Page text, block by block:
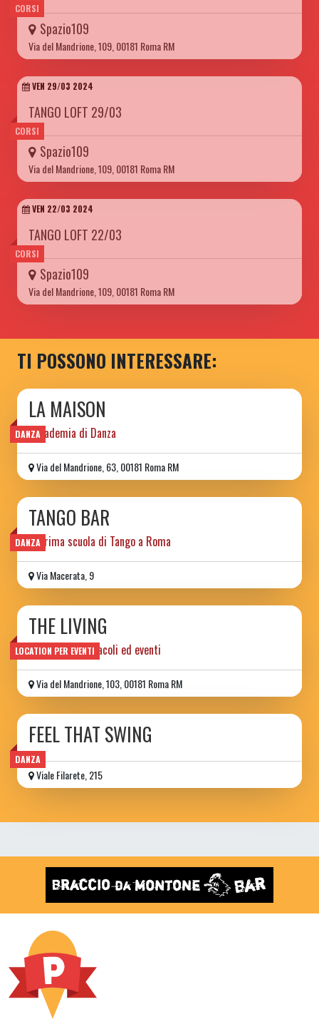
CORSI
Spazio109
Via del Mandrione, 109, 00181 Roma RM
CORSI
VEN 29/03 2024
TANGO LOFT 29/03
Spazio109
Via del Mandrione, 109, 00181 Roma RM
CORSI
VEN 22/03 2024
TANGO LOFT 22/03
Spazio109
Via del Mandrione, 109, 00181 Roma RM
TI POSSONO INTERESSARE:
DANZA
LA MAISON
Accademia di Danza
Via del Mandrione, 63, 00181 Roma RM
DANZA
TANGO BAR
la prima scuola di Tango a Roma
Via Macerata, 9
LOCATION PER EVENTI
THE LIVING
locale per spettacoli ed eventi
Via del Mandrione, 103, 00181 Roma RM
DANZA
FEEL THAT SWING
Viale Filarete, 215